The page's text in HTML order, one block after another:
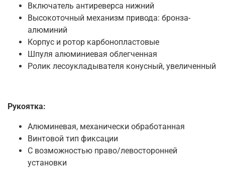
Включатель антиреверса нижний
Высокоточный механизм привода: бронза-
алюминий
Корпус и ротор карбонопластовые
Шпуля алюминиевая облегченная
Ролик лесоукладывателя конусный, увеличенный
Рукоятка:
Алюминевая, механически обработанная
Винтовой тип фиксации
С возможностью право/левосторонней
установки